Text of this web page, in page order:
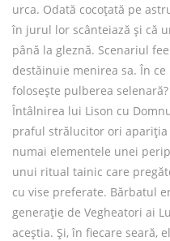
urca. Odată cocoțată pe
în jurul lor scânteiază și că
până la gleznă. Scenariul
destăinuie menirea sa. În
folosește pulberea selenară?
Întâlnirea lui Lison cu
praful strălucitor ori
numai elementele unei
unui ritual tainic care
cu vise preferate. Bărbatul
generație de Vegheatori ai
aceștia. Și, în fiecare seară,